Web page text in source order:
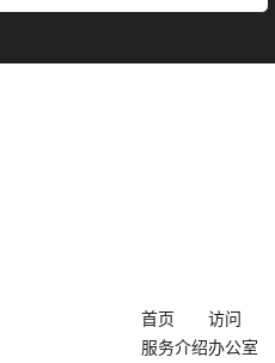
首页
服务介绍
访问
办公室